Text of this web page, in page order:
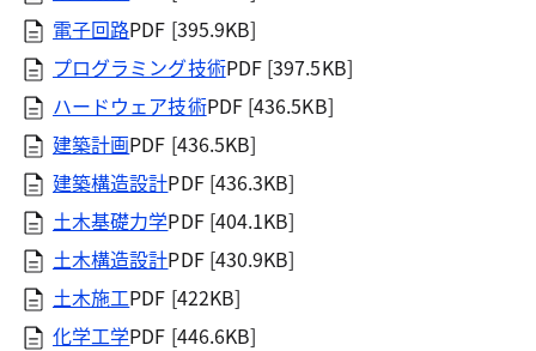
電子回路PDF [395.9KB]
プログラミング技術PDF [397.5KB]
ハードウェア技術PDF [436.5KB]
建築計画PDF [436.5KB]
建築構造設計PDF [436.3KB]
土木基礎力学PDF [404.1KB]
土木構造設計PDF [430.9KB]
土木施工PDF [422KB]
化学工学PDF [446.6KB]